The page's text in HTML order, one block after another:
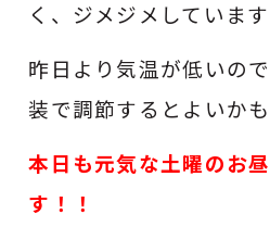
く、ジメジメしていま
昨日より気温が低いの
装で調節するとよいか
本日も元気な土曜のお
す！！